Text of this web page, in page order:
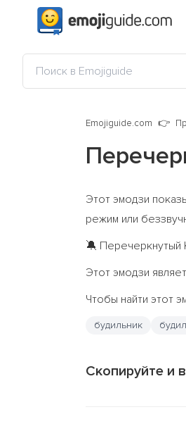
Emojiguide.com
Этот эмодзи
режим или
🔕 Перечеркнутый
Этот эмодзи
Чтобы найти этот
будильник
Скопируйте и